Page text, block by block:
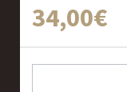
34,00€